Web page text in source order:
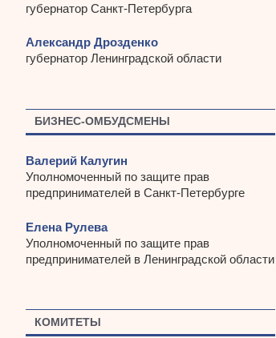
губернатор Санкт-Петербурга
Александр Дрозденко
губернатор Ленинградской области
БИЗНЕС-ОМБУДСМЕНЫ
Валерий Калугин
Уполномоченный по защите прав
предпринимателей в Санкт-Петербурге
Елена Рулева
Уполномоченный по защите прав
предпринимателей в Ленинградской области
КОМИТЕТЫ